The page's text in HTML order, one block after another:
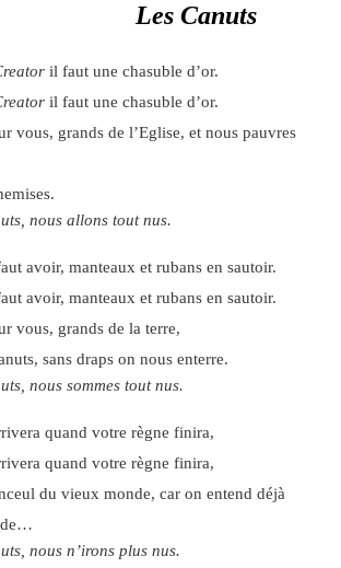
Les Canuts
il faut une chasuble d’or.
il faut une chasuble d’or.
vous, grands de l’Eglise, et nous pauvres
nous allons tout nus.
avoir, manteaux et rubans en sautoir.
avoir, manteaux et rubans en sautoir.
vous, grands de la terre,
sans draps on nous enterre.
nous sommes tout nus.
quand votre règne finira,
quand votre règne finira,
du vieux monde, car on entend déjà
nous n’irons plus nus.